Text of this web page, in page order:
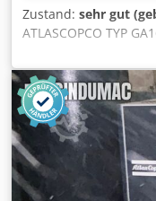
Zustand: sehr gut
ATLASCOPCO TYP
2014 LEISTUNG (kW)
DRUCK (bar) 8,3
67773 Codpfxezl S
INTEGRIERTER
GEKÜHLT (LUFT/
DOKUMENTE nein
GEBRAUCHT